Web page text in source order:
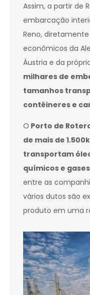
Assim, a partir de
embarcação
Reno,
econômicos da
Áustria e da
milhares de
tamanhos
contêineres e
O Porto de
de mais de
transportam
químicos e
entre as
vários dutos são
produto em uma